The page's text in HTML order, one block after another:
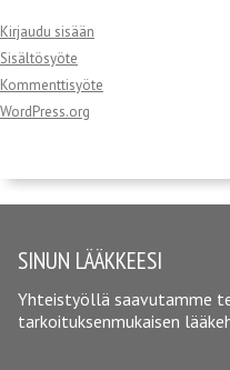
Kirjaudu sisään
Sisältösyöte
Kommenttisyöte
WordPress.org
SINUN LÄÄKKEESI
Yhteistyöllä saavutamme
tarkoituksenmukaisen